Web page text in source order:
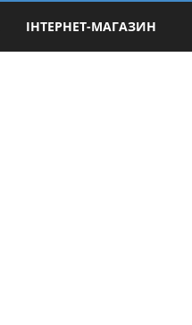
ІНТЕРНЕТ-МАГАЗИН